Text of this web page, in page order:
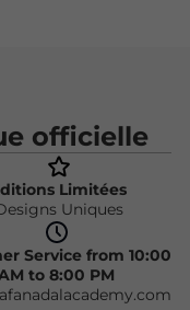
officielle
Limitées
Uniques
Service from 10:00
to 8:00 PM